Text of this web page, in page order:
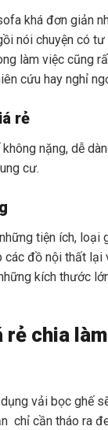
khá đơn giản
nói chuyện có
làm việc cũng
cứu hay nghỉ
rẻ
nặng, dễ
cư.
tiện ích, loại
các đồ nội thất
kích thước
rẻ chia
vải bọc ghế
chỉ cần tháo ra